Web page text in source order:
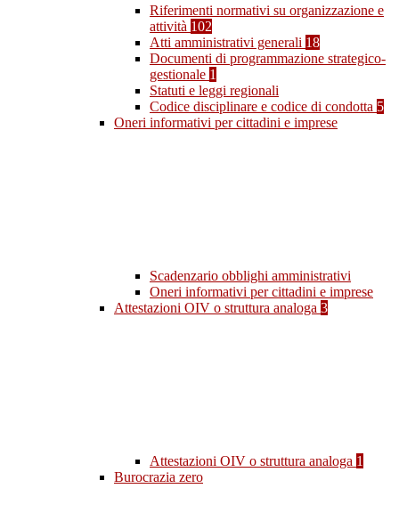
Riferimenti normativi su organizzazione e
attività 102
Atti amministrativi generali 18
Documenti di programmazione strategico-
gestionale 1
Statuti e leggi regionali
Codice disciplinare e codice di condotta 5
Oneri informativi per cittadini e imprese
Scadenzario obblighi amministrativi
Oneri informativi per cittadini e imprese
Attestazioni OIV o struttura analoga 3
Attestazioni OIV o struttura analoga 1
Burocrazia zero